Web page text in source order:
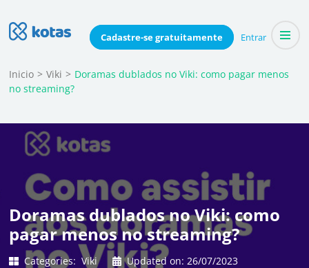
Cadastre-segratuitamente Entrar
to
(Press
Enter)
Blog do Kotas
Dicas e conteúdo relevante para economizar coletivamente
Inicio > Viki > Doramas dublados no Viki: como pagar menos
no streaming?
Doramas dublados no Viki: como
pagar menos no streaming?
Categories: Viki Updated on: 26/07/2023